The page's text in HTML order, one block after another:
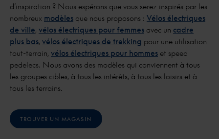
d’inspiration ? Nous espérons que vous serez inspirés par les
nombreux modèles que nous proposons : Vélos électriques
de ville, vélos électriques pour femmes avec un cadre
plus bas, vélos électriques de trekking pour une utilisation
tout-terrain, vélos électriques pour hommes et speed
pedelecs. Nous avons des modèles qui conviennent à tous
les groupes cibles, à tous les intérêts, à tous les loisirs et à
tous les terrains.
TROUVER UN MAGASIN